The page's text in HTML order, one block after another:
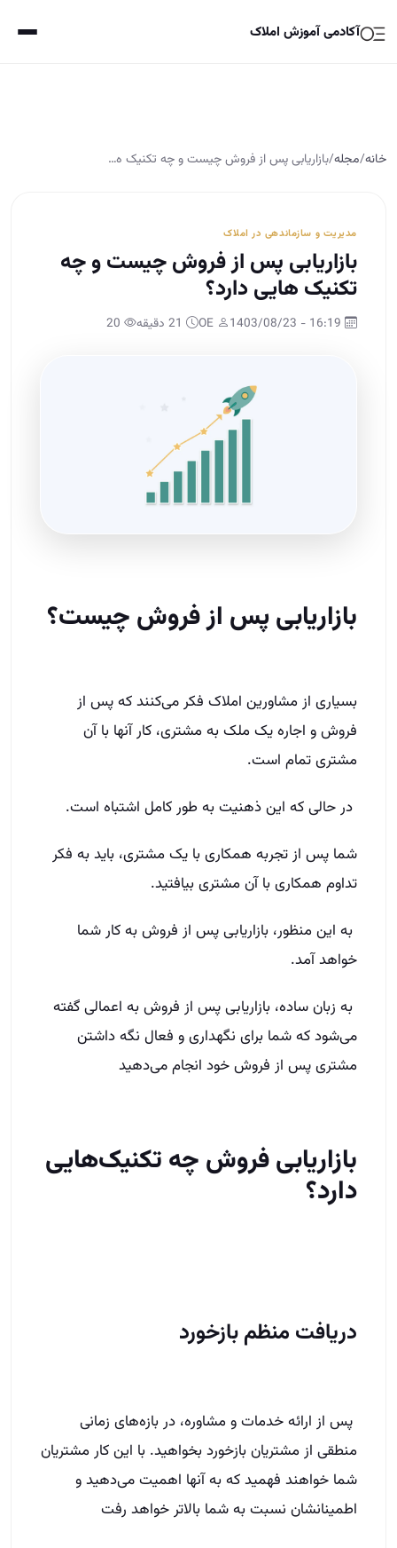
آکادمی آموزش املاک
خانه/مجله/بازاریابی پس از فروش چیست و چه تکنیک ­ه…
مدیریت و سازماندهی در املاک
بازاریابی پس از فروش چیست و چه
تکنیک ­هایی دارد؟
بازاریابی پس از فروش چیست؟
بسیاری از مشاورین املاک فکر می‌کنند که پس از
فروش و اجاره یک ملک به مشتری، کار آنها با آن
مشتری تمام است.
در حالی که این ذهنیت به طور کامل اشتباه است.
شما پس از تجربه همکاری با یک مشتری، باید به فکر
تداوم همکاری با آن مشتری بیافتید.
به این منظور، بازاریابی پس از فروش به کار شما
خواهد آمد.
به زبان ساده، بازاریابی پس از فروش به اعمالی گفته
می‌شود که شما برای نگهداری و فعال نگه داشتن
مشتری پس از فروش خود انجام می‌دهید
بازاریابی فروش چه تکنیک‌هایی
دارد؟
دریافت منظم بازخورد
پس از ارائه خدمات و مشاوره، در بازه‌های زمانی
منطقی از مشتریان بازخورد بخواهید. با این کار مشتریان
شما خواهند فهمید که به آنها اهمیت می‌دهید و
اطمینانشان نسبت به شما بالاتر خواهد رفت